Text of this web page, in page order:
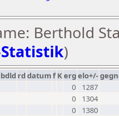
Berthold
)
bdld rd datumf Kerg elo+/-
0
1287
0
1304
0
1380